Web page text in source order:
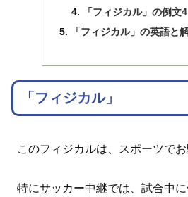
「フィジカル」の例文4
「フィジカル」の英語と
「フィジカル」
このフィジカルは、スポーツでお
特にサッカー中継では、試合中